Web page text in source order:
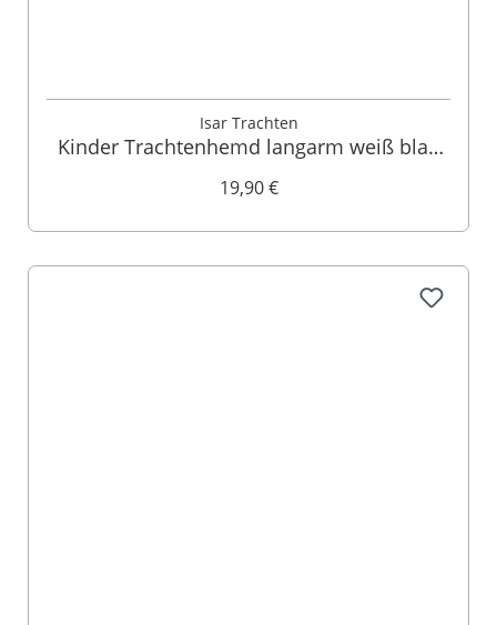
Isar Trachten
Kinder Trachtenhemd langarm weiß blau
19,90 €